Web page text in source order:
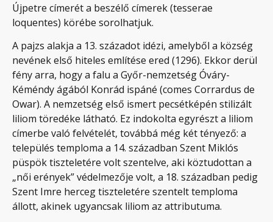
Újpetre címerét a beszélő címerek (tesserae
loquentes) körébe sorolhatjuk.
A pajzs alakja a 13. századot idézi, amelyből a község
nevének első hiteles említése ered (1296). Ekkor derül
fény arra, hogy a falu a Győr-nemzetség Óváry-
Kéméndy ágából Konrád ispáné (comes Corrardus de
Owar). A nemzetség első ismert pecsétképén stilizált
liliom töredéke látható. Ez indokolta egyrészt a liliom
címerbe való felvételét, továbbá még két tényező: a
település temploma a 14. században Szent Miklós
püspök tiszteletére volt szentelve, aki köztudottan a
„női erények” védelmezője volt, a 18. században pedig
Szent Imre herceg tiszteletére szentelt temploma
állott, akinek ugyancsak liliom az attributuma.